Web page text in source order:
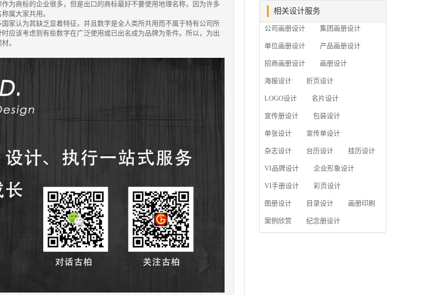
为商标的企业很多，但是出口的商标最好不要使用地理名称，因为许多
属大家共用。
认为其缺乏显着特征，并且数字是全人类所共用而不属于特有公司所
时应该考虑到有些数字在广泛使用或已出名成为品牌为条件。所以，为出
。
的、适用范畴并深刻...
设计系品牌策划与推
面设计、产品包装设
站建设与推广的专业...
册设计公司 首先是
员工的能力是否过硬。
这包括调研人员观察捕
捉信息、与企业顺利沟
能力;摄影人员拍摄出真
片的能力;设计人员高水
作软件，深谙画册设...
产品画册设计有哪些小
古柏品牌设计怎么说!高
高档产品画册设计要注
关注 现在企业都在
使用产品画册来进行市
设计就应该更多的重视
一个成功的高档产品画
司的企业精神、核心理
相关设计服务
公司画册设计 集团画册设计
单位画册设计 产品画册设计
招商画册设计 画册设计
海报设计 折页设计
LOGO设计 名片设计
宣传册设计 包装设计
单张设计 宣传单设计
杂志设计 台历设计 挂历设计
VI品牌设计 企业形象设计
VI手册设计 彩页设计
图册设计 目录设计 画册印刷
案例欣赏 纪念册设计